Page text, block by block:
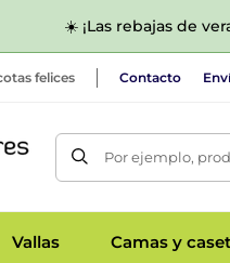
☀️ ¡Las rebajas de
felices Contacto
Por ejemplo,
Vallas Camas y